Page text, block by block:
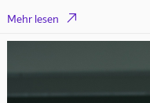
Mehr lesen 